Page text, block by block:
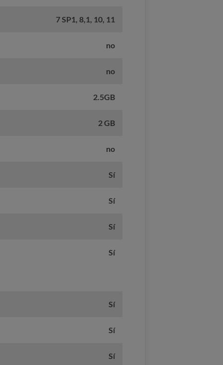
7 SP1, 8,1, 10, 11
no
no
2.5GB
2 GB
no
Sí
Sí
Sí
Sí
Sí
Sí
Sí